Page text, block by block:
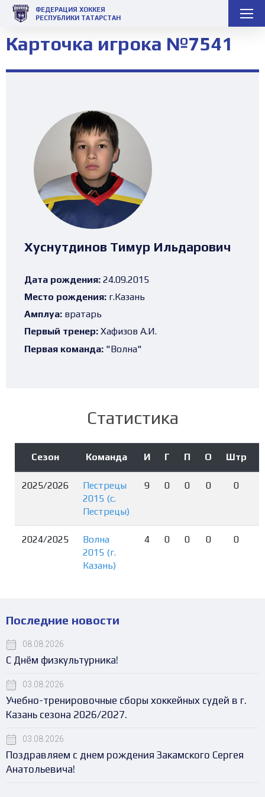
ФЕДЕРАЦИЯ ХОККЕЯ
РЕСПУБЛИКИ ТАТАРСТАН
Карточка игрока №7541
Хуснутдинов Тимур Ильдарович
Дата рождения: 24.09.2015
Место рождения: г.Казань
Амплуа: вратарь
Первый тренер: Хафизов А.И.
Первая команда: "Волна"
Статистика
Сезон Команда И Г П О Штр
2025/2026
Пестрецы
2015 (с.
Пестрецы)
9 0 0 0 0
2024/2025
Волна
2015 (г.
Казань)
4 0 0 0 0
Последние новости
08.08.2026
С Днём физкультурника!
03.08.2026
Учебно-тренировочные сборы хоккейных судей в г.
Казань сезона 2026/2027.
03.08.2026
Поздравляем с днем рождения Закамского Сергея
Анатольевича!